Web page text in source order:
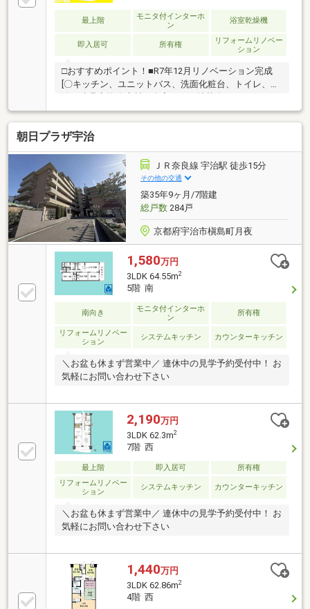
最上階
モニタ付インターホ
ン
浴室乾燥機
即入居可 所有権
リフォームリノベー
ション
□おすすめポイント！■R7年12月リノベーション完成
[〇キッチン、ユニットバス、洗面化粧台、トイレ、配
管、建具交換〇床材、全室クロス貼替〇ハウスクリー
ニング]■全室収納付きでお部屋がスッキリ♪利便性・収
納力のある住宅です！■3LDKと安心の部屋数♪■最上階
のお部屋で陽当り・眺望良好です♪※駐車場7500
円-8000円/月 ※空き状況要確認□近隣環境■JR「宇治」
徒歩17分■槇島小学校 徒歩12分■北宇治中学校 徒歩12
分■万代 宇治樋ノ尻店 徒歩5分当日の見学やご予約受
付中！物件の詳細は、GI不動産までご相談ください公
式LINEやお電話でご連絡いただけます♪
朝日プラザ宇治
ＪＲ奈良線 宇治駅 徒歩15分
その他の交通
築35年9ヶ月/7階建
総戸数284戸
京都府宇治市槇島町月夜
1,580万円
3LDK 64.55m2
5階 南
南向き
モニタ付インターホ
ン
所有権
リフォームリノベー
ション
システムキッチン カウンターキッチン
＼お盆も休まず営業中／ 連休中の見学予約受付中！ お
気軽にお問い合わせ下さい
2,190万円
3LDK 62.3m2
7階 西
最上階 即入居可
所有権
リフォームリノベー
ション
システムキッチン カウンターキッチン
＼お盆も休まず営業中／ 連休中の見学予約受付中！ お
気軽にお問い合わせ下さい
1,440万円
3LDK 62.86m2
4階 西